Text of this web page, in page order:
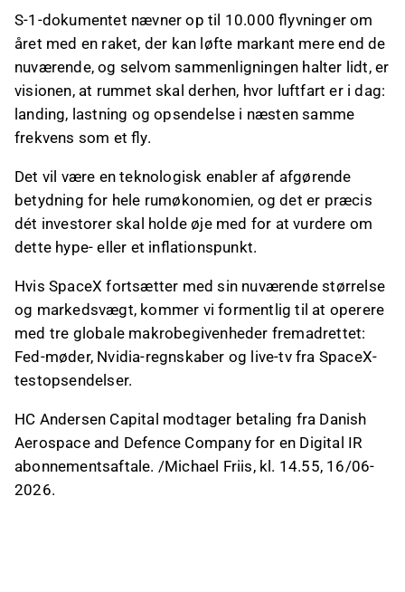
S-1-dokumentet nævner op til 10.000 flyvninger om
året med en raket, der kan løfte markant mere end de
nuværende, og selvom sammenligningen halter lidt, er
visionen, at rummet skal derhen, hvor luftfart er i dag:
landing, lastning og opsendelse i næsten samme
frekvens som et fly.
Det vil være en teknologisk enabler af afgørende
betydning for hele rumøkonomien, og det er præcis
dét investorer skal holde øje med for at vurdere om
dette hype- eller et inflationspunkt.
Hvis SpaceX fortsætter med sin nuværende størrelse
og markedsvægt, kommer vi formentlig til at operere
med tre globale makrobegivenheder fremadrettet:
Fed-møder, Nvidia-regnskaber og live-tv fra SpaceX-
testopsendelser.
HC Andersen Capital modtager betaling fra Danish
Aerospace and Defence Company for en Digital IR
abonnementsaftale. /Michael Friis, kl. 14.55, 16/06-
2026.